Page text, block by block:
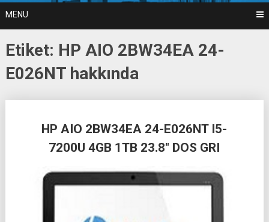
MENU
Etiket: HP AIO 2BW34EA 24-
E026NT hakkında
HP AIO 2BW34EA 24-E026NT I5-
7200U 4GB 1TB 23.8″ DOS GRI
navigation